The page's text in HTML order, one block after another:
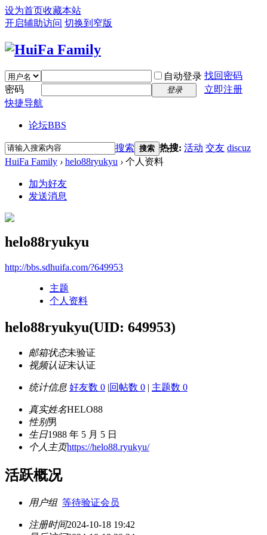
设为首页收藏本站
开启辅助访问 切换到窄版
自动登录 找回密码
密码
登录
立即注册
快捷导航
论坛BBS
搜索 搜索 热搜: 活动 交友 discuz
HuiFa Family › helo88ryukyu › 个人资料
加为好友
发送消息
helo88ryukyu
http://bbs.sdhuifa.com/?649953
主题
个人资料
helo88ryukyu(UID: 649953)
邮箱状态未验证
视频认证未认证
统计信息 好友数 0 |回帖数 0 | 主题数 0
真实姓名HELO88
性别男
生日1988 年 5 月 5 日
个人主页https://helo88.ryukyu/
活跃概况
用户组 等待验证会员
注册时间2024-10-18 19:42